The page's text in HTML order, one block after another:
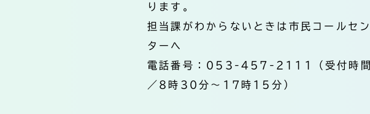
ります。
担当課がわからないときは市民コールセン
ターへ
電話番号：053-457-2111（受付時間
／8時30分～17時15分）